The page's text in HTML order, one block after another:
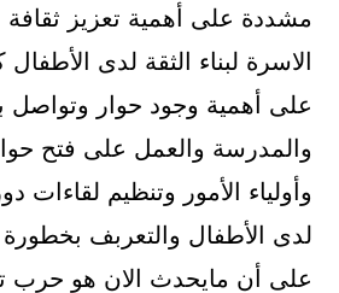
مشددة على أهمية تعزيز ثقافة
الاسرة لبناء الثقة لدى
على أهمية وجود حوار وتواصل
والمدرسة والعمل على فتح
وأولياء الأمور وتنظيم لقاءات
لدى الأطفال والتعربف
على أن مايحدث الان هو حرب